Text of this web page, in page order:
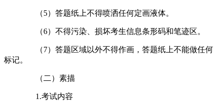
（5）答题纸上不得喷洒任何定画液体。
（6）不得污染、损坏考生信息条形码和笔迹区。
（7）答题区域以外不得作画，答题纸上不能做任何
标记。
（二）素描
1.考试内容